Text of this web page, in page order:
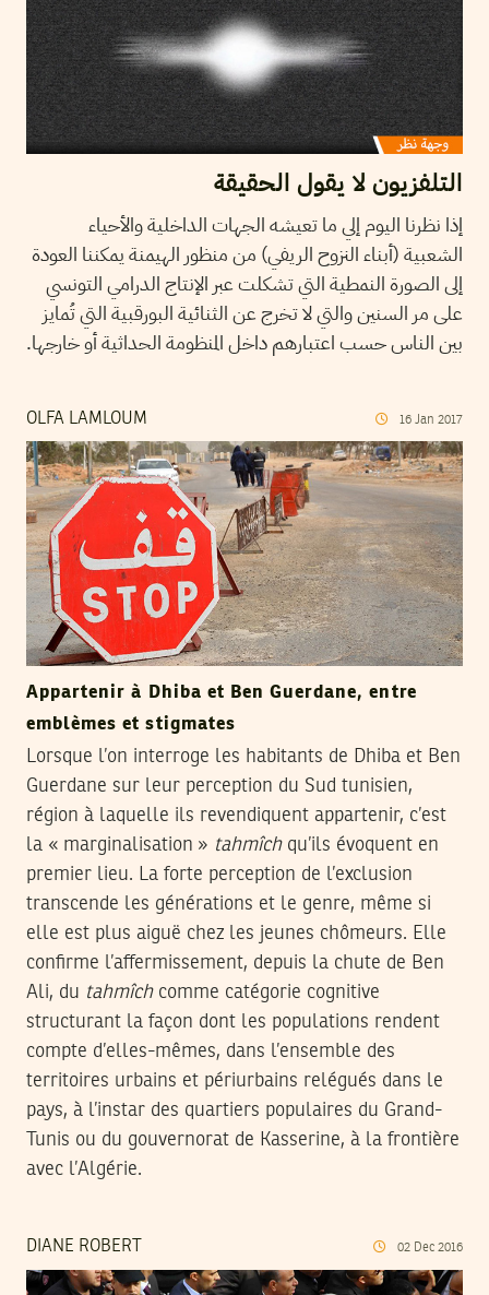
التلفزيون لا يقول الحقيقة
إذا نظرنا اليوم إلي ما تعيشه الجهات الداخلية والأحياء
الشعبية (أبناء النزوح الريفي) من منظور الهيمنة يمكننا العودة
إلى الصورة النمطية التي تشكلت عبر الإنتاج الدرامي التونسي
على مر السنين والتي لا تخرج عن الثنائية البورقبية التي تُمايز
بين الناس حسب اعتبارهم داخل المنظومة الحداثية أو خارجها.
OLFA LAMLOUM 16 Jan 2017
Appartenir à Dhiba et Ben Guerdane, entre
emblèmes et stigmates
Lorsque l’on interroge les habitants de Dhiba et Ben
Guerdane sur leur perception du Sud tunisien,
région à laquelle ils revendiquent appartenir, c’est
la « marginalisation » tahmîchqu’ils évoquent en
premier lieu. La forte perception de l’exclusion
transcende les générations et le genre, même si
elle est plus aiguë chez les jeunes chômeurs. Elle
confirme l’affermissement, depuis la chute de Ben
Ali, du tahmîchcomme catégorie cognitive
structurant la façon dont les populations rendent
compte d’elles-mêmes, dans l’ensemble des
territoires urbains et périurbains relégués dans le
pays, à l’instar des quartiers populaires du Grand-
Tunis ou du gouvernorat de Kasserine, à la frontière
avec l’Algérie.
DIANE ROBERT 02 Dec 2016